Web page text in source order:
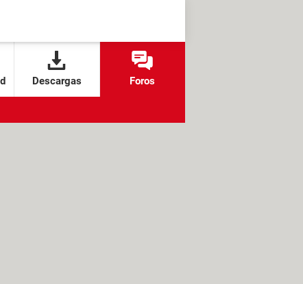
Descargas Foros